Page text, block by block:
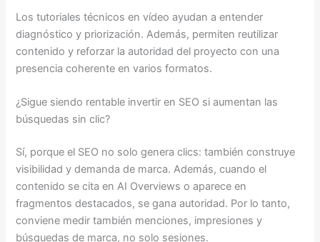
Los tutoriales técnicos en vídeo ayudan a entender
diagnóstico y priorización. Además, permiten reutilizar
contenido y reforzar la autoridad del proyecto con una
presencia coherente en varios formatos.
¿Sigue siendo rentable invertir en SEO si aumentan las
búsquedas sin clic?
Sí, porque el SEO no solo genera clics: también construye
visibilidad y demanda de marca. Además, cuando el
contenido se cita en AI Overviews o aparece en
fragmentos destacados, se gana autoridad. Por lo tanto,
conviene medir también menciones, impresiones y
búsquedas de marca, no solo sesiones.